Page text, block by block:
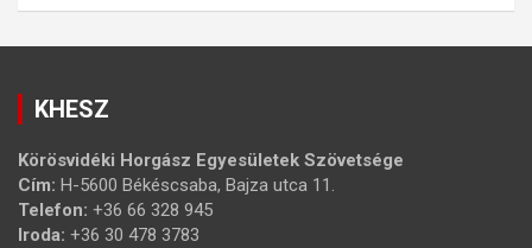
KHESZ
Körösvidéki Horgász Egyesületek Szövetsége
Cím: H-5600 Békéscsaba, Bajza utca 11.
Telefon: +36 66 328 945
Iroda: +36 30 478 3783